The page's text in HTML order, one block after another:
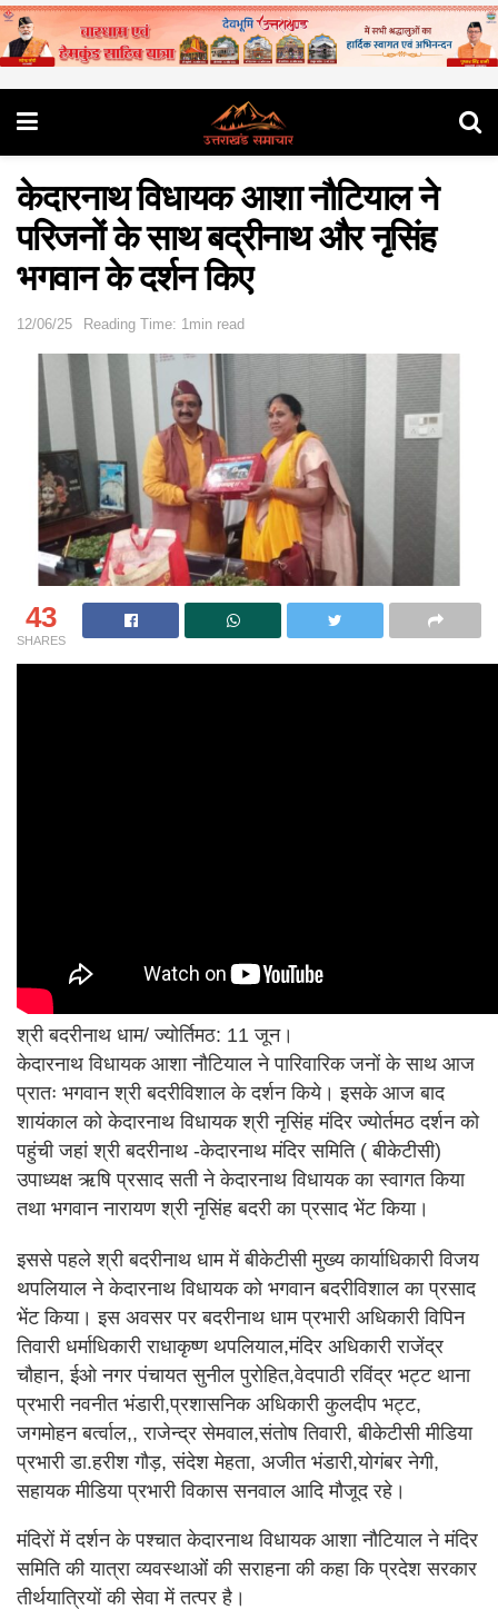
केदारनाथ विधायक आशा नौटियाल ने
परिजनों के साथ बद्रीनाथ और नृसिंह
भगवान के दर्शन किए
12/06/25 Reading Time: 1min read
43
SHARES
श्री बदरीनाथ धाम/ ज्योर्तिमठ: 11 जून।
केदारनाथ विधायक आशा नौटियाल ने पारिवारिक जनों के साथ आज
प्रातः भगवान श्री बदरीविशाल के दर्शन किये। इसके आज बाद
शायंकाल को केदारनाथ विधायक श्री नृसिंह मंदिर ज्योर्तमठ दर्शन को
पहुंची जहां श्री बदरीनाथ -केदारनाथ मंदिर समिति ( बीकेटीसी)
उपाध्यक्ष ऋषि प्रसाद सती ने केदारनाथ विधायक का स्वागत किया
तथा भगवान नारायण श्री नृसिंह बदरी का प्रसाद भेंट किया।
इससे पहले श्री बदरीनाथ धाम में बीकेटीसी मुख्य कार्याधिकारी विजय
थपलियाल ने केदारनाथ विधायक को भगवान बदरीविशाल का प्रसाद
भेंट किया। इस अवसर पर बदरीनाथ धाम प्रभारी अधिकारी विपिन
तिवारी धर्माधिकारी राधाकृष्ण थपलियाल,मंदिर अधिकारी राजेंद्र
चौहान, ईओ नगर पंचायत सुनील पुरोहित,वेदपाठी रविंद्र भट्ट थाना
प्रभारी नवनीत भंडारी,प्रशासनिक अधिकारी कुलदीप भट्ट,
जगमोहन बर्त्वाल,, राजेन्द्र सेमवाल,संतोष तिवारी, बीकेटीसी मीडिया
प्रभारी डा.हरीश गौड़, संदेश मेहता, अजीत भंडारी,योगंबर नेगी,
सहायक मीडिया प्रभारी विकास सनवाल आदि मौजूद रहे।
मंदिरों में दर्शन के पश्चात केदारनाथ विधायक आशा नौटियाल ने मंदिर
समिति की यात्रा व्यवस्थाओंं की सराहना की कहा कि प्रदेश सरकार
तीर्थयात्रियों की सेवा में तत्पर है।